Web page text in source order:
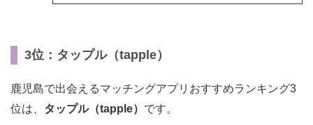
3位：タップル（tapple）
鹿児島で出会えるマッチングアプリおすすめランキング3
位は、 タップル（tapple） です。